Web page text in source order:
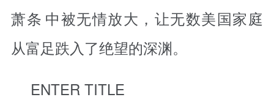
萧条 中被无情放大，让无数美国家庭
从富足跌入了绝望的深渊。
ENTER TITLE